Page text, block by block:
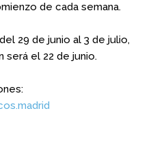
de cada semana.
29 de junio al 3 de julio,
será el 22 de junio.